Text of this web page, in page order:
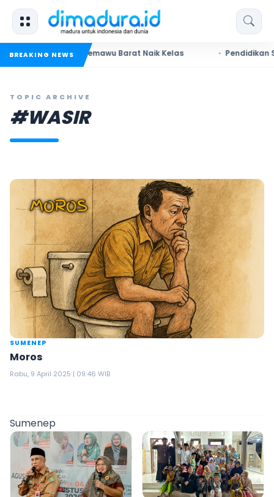
BREAKING NEWS
UMKM Pademawu Barat Naik Kelas Pendidikan
TOPIC ARCHIVE
#WASIR
SUMENEP
Moros
Rabu, 9 April 2025 | 09:46 WIB
Sumenep